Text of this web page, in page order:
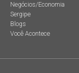
Negócios/Economia
Sergipe
Blogs
Você Acontece